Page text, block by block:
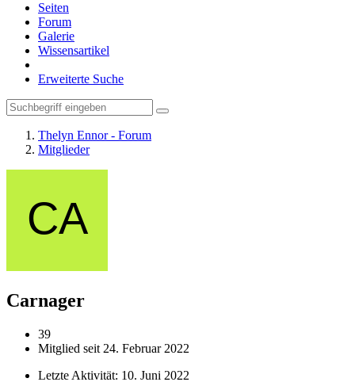
Seiten
Forum
Galerie
Wissensartikel
Erweiterte Suche
Thelyn Ennor - Forum
Mitglieder
Carnager
39
Mitglied seit 24. Februar 2022
Letzte Aktivität: 10. Juni 2022